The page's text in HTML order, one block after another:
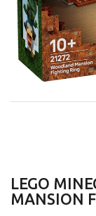
LEGO
MANSION